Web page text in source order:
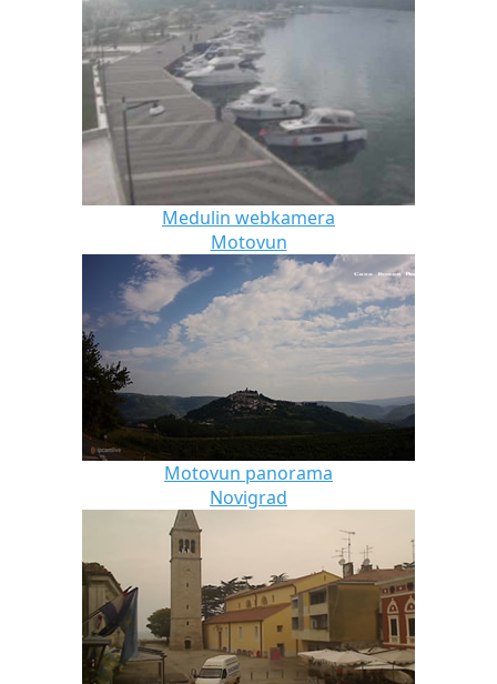
Medulin webkamera
Motovun
Motovun panorama
Novigrad